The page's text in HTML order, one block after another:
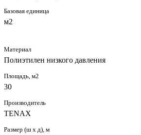
Базовая единица
м2
Материал
Полиэтилен низкого давления
Площадь, м2
30
Производитель
TENAX
Размер (ш х д), м